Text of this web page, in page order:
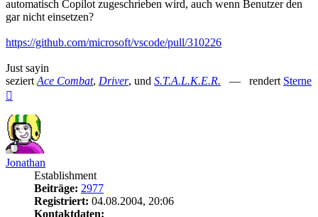
automatisch Copilot zugeschrieben wird, auch wenn Benutzer den
gar nicht einsetzen?
https://github.com/microsoft/vscode/pull/310226
Just sayin
seziert Ace Combat, Driver, und S.T.A.L.K.E.R. — rendert Sterne
Jonathan
Establishment
Beiträge: 2977
Registriert: 04.08.2004, 20:06
Kontaktdaten: